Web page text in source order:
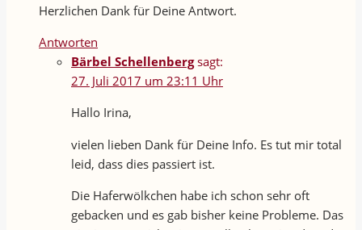
Herzlichen Dank für Deine Antwort.
Antworten
Bärbel Schellenberg sagt:
27. Juli 2017 um 23:11 Uhr
Hallo Irina,
vielen lieben Dank für Deine Info. Es tut mir total
leid, dass dies passiert ist.
Die Haferwölkchen habe ich schon sehr oft
gebacken und es gab bisher keine Probleme. Das